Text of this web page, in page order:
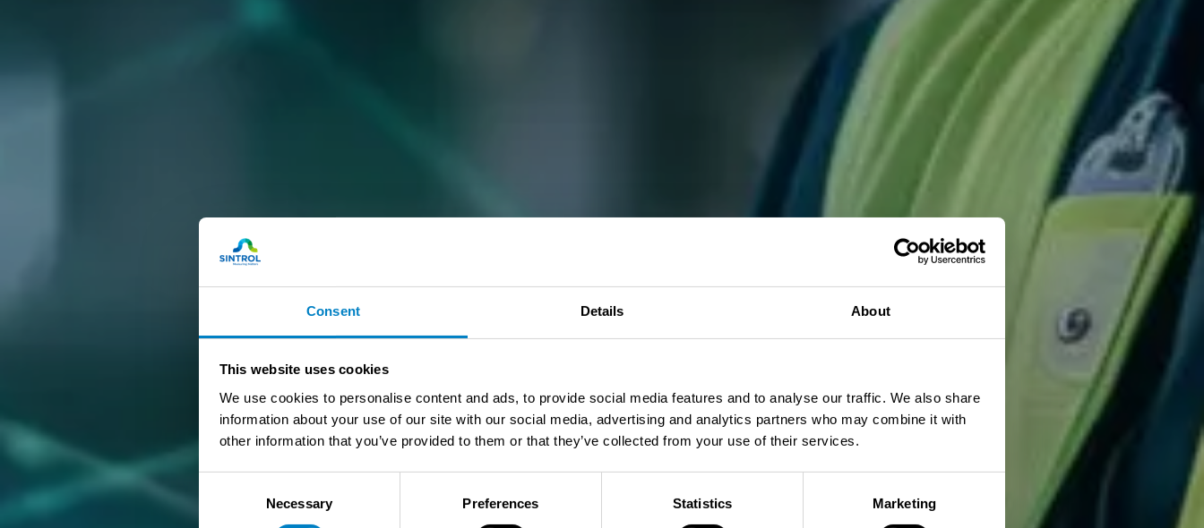
Consent Details About
This website uses cookies
We use cookies to personalise content and ads, to provide social media features and to analyse our traffic. We also share
information about your use of our site with our social media, advertising and analytics partners who may combine it with
other information that you’ve provided to them or that they’ve collected from your use of their services.
Necessary Preferences Statistics Marketing